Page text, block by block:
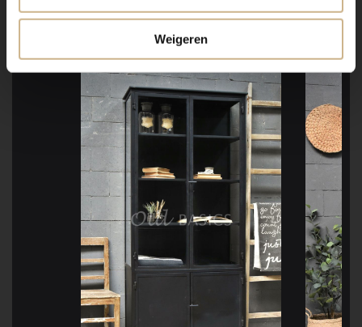
Weigeren
IN DEZE BLOG
GESPOT!